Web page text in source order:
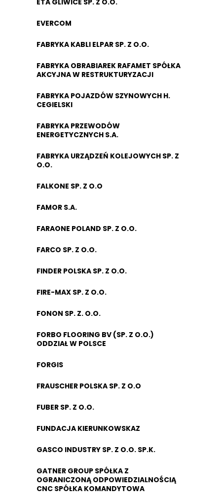
ETA GLIWICE SP. Z O.O.
EVERCOM
FABRYKA KABLI ELPAR SP. Z O.O.
FABRYKA OBRABIAREK RAFAMET SPÓŁKA
AKCYJNA W RESTRUKTURYZACJI
FABRYKA POJAZDÓW SZYNOWYCH H.
CEGIELSKI
FABRYKA PRZEWODÓW
ENERGETYCZNYCH S.A.
FABRYKA URZĄDZEŃ KOLEJOWYCH SP. Z
O.O.
FALKONE SP. Z O.O
FAMOR S.A.
FARAONE POLAND SP. Z O.O.
FARCO SP. Z O.O.
FINDER POLSKA SP. Z O.O.
FIRE-MAX SP. Z O.O.
FONON SP. Z. O.O.
FORBO FLOORING BV (SP. Z O.O.)
ODDZIAŁ W POLSCE
FORGIS
FRAUSCHER POLSKA SP. Z O.O
FUBER SP. Z O.O.
FUNDACJA KIERUNKOWSKAZ
GASCO INDUSTRY SP. Z O.O. SP.K.
GATNER GROUP SPÓŁKA Z
OGRANICZONĄ ODPOWIEDZIALNOŚCIĄ
CNC SPÓŁKA KOMANDYTOWA